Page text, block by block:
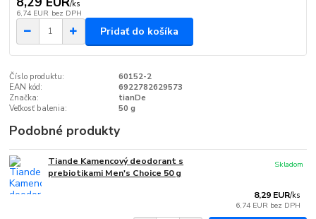
/ks
6,74 EUR bez DPH
Pridať do košíka
Číslo produktu:
60152-2
EAN kód:
6922782629573
Značka:
tianDe
Veľkosť balenia:
50 g
Podobné produkty
Tiande Kamencový deodorant s
prebiotikami Men's Choice 50 g
8,29 EUR/ks
6,74 EUR bez DPH
Skladom